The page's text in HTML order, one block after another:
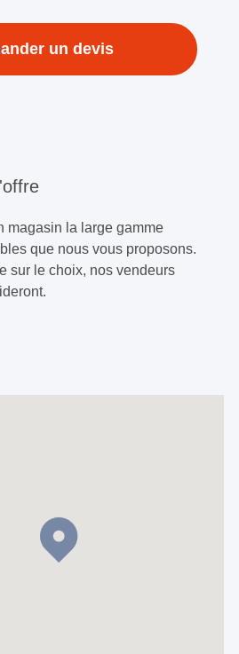
un devis
magasin la large gamme
que nous vous proposons.
sur le choix, nos vendeurs